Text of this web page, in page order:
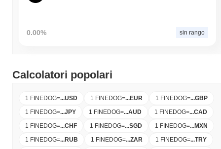
0.00% sin rango
Calcolatori popolari
1 FINEDOG=...USD 1 FINEDOG=...EUR 1 FINEDOG=...GBP
1 FINEDOG=...JPY 1 FINEDOG=...AUD 1 FINEDOG=...CAD
1 FINEDOG=...CHF 1 FINEDOG=...SGD 1 FINEDOG=...MXN
1 FINEDOG=...RUB 1 FINEDOG=...ZAR 1 FINEDOG=...TRY